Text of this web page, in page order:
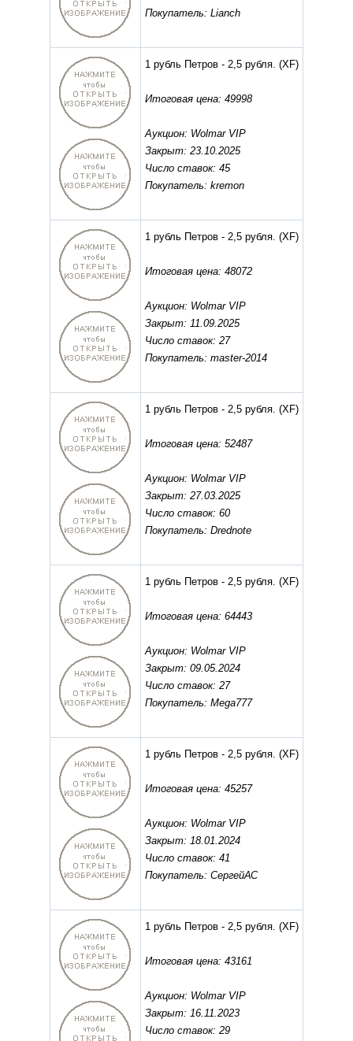
Покупатель: Lianch
1 рубль Петров - 2,5 рубля. (XF)
Итоговая цена: 49998
Аукцион: Wolmar VIP
Закрыт: 23.10.2025
Число ставок: 45
Покупатель: kremon
1 рубль Петров - 2,5 рубля. (XF)
Итоговая цена: 48072
Аукцион: Wolmar VIP
Закрыт: 11.09.2025
Число ставок: 27
Покупатель: master-2014
1 рубль Петров - 2,5 рубля. (XF)
Итоговая цена: 52487
Аукцион: Wolmar VIP
Закрыт: 27.03.2025
Число ставок: 60
Покупатель: Drednote
1 рубль Петров - 2,5 рубля. (XF)
Итоговая цена: 64443
Аукцион: Wolmar VIP
Закрыт: 09.05.2024
Число ставок: 27
Покупатель: Mega777
1 рубль Петров - 2,5 рубля. (XF)
Итоговая цена: 45257
Аукцион: Wolmar VIP
Закрыт: 18.01.2024
Число ставок: 41
Покупатель: СергейАС
1 рубль Петров - 2,5 рубля. (XF)
Итоговая цена: 43161
Аукцион: Wolmar VIP
Закрыт: 16.11.2023
Число ставок: 29